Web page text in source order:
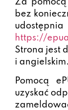
Za
bez
https://
Strona jest
i angielskim.
Pomocą
uzyskać